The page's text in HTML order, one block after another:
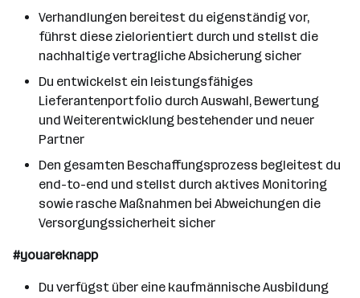
Verhandlungen bereitest du eigenständig vor,
führst diese zielorientiert durch und stellst die
nachhaltige vertragliche Absicherung sicher
Du entwickelst ein leistungsfähiges
Lieferantenportfolio durch Auswahl, Bewertung
und Weiterentwicklung bestehender und neuer
Partner
Den gesamten Beschaffungsprozess begleitest du
end-to-end und stellst durch aktives Monitoring
sowie rasche Maßnahmen bei Abweichungen die
Versorgungssicherheit sicher
#youareknapp
Du verfügst über eine kaufmännische Ausbildung